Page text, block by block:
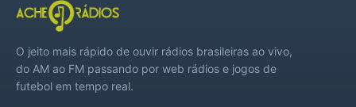
O jeito mais rápido de ouvir rádios brasileiras ao vivo,
do AM ao FM passando por web rádios e jogos de
futebol em tempo real.